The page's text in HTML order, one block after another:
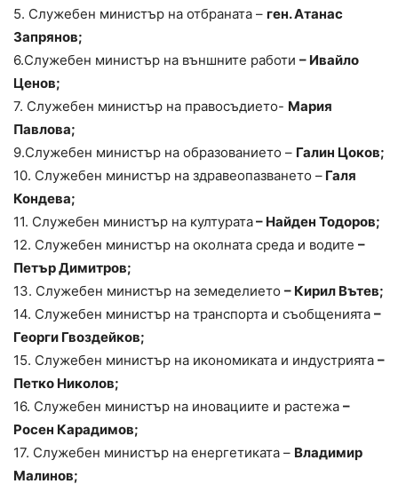
5. Служебен министър на отбраната – ген. Атанас
Запрянов;
6.Служебен министър на външните работи – Ивайло
Ценов;
7. Служебен министър на правосъдието- Мария
Павлова;
9.Служебен министър на образованието – Галин Цоков;
10. Служебен министър на здравеопазването – Галя
Кондева;
11. Служебен министър на културата– Найден Тодоров;
12. Служебен министър на околната среда и водите –
Петър Димитров;
13. Служебен министър на земеделието – Кирил Вътев;
14. Служебен министър на транспорта и съобщенията –
Георги Гвоздейков;
15. Служебен министър на икономиката и индустрията –
Петко Николов;
16. Служебен министър на иновациите и растежа –
Росен Карадимов;
17. Служебен министър на енергетиката – Владимир
Малинов;